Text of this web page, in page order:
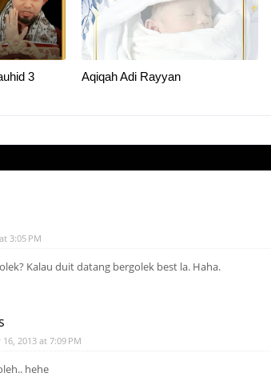
3 Aqiqah Adi Rayyan
3:05 PM
Kalau duit datang bergolek best la. Haha.
16, 2013 at 7:09 PM
hehe